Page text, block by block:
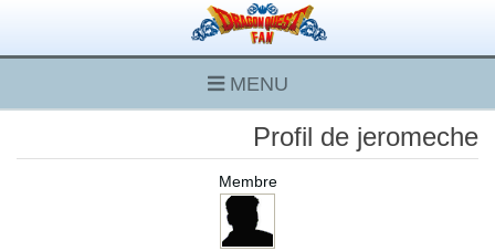
MENU
Profil de jeromeche
Membre